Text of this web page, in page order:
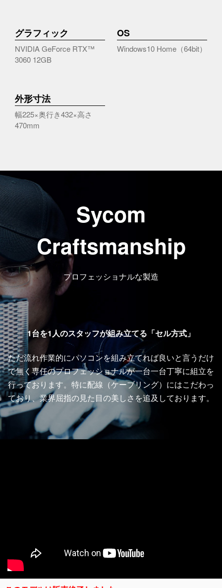
グラフィック
NVIDIA GeForce RTX™
3060 12GB
OS
Windows10 Home（64bit）
外形寸法
幅225×奥行き432×高さ
470mm
Sycom
Craftsmanship
プロフェッショナルな製造
1台を1人のスタッフが組み立てる「セル方式」
ただ流れ作業的にパソコンを組み立てれば良いと言うだけ
で無く専任のプロフェッショナルが一台一台丁寧に組立を
行っております。特に配線（ケーブリング）にはこだわっ
ており、業界屈指の見た目の美しさを追及しております。